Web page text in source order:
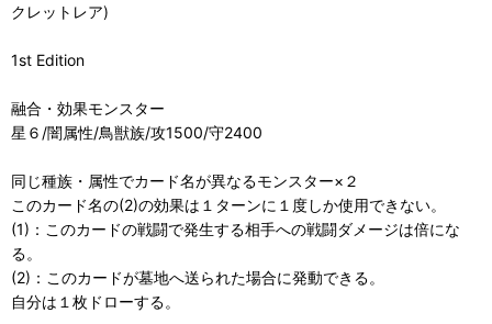
クレットレア)
1st Edition
融合・効果モンスター
星６/闇属性/鳥獣族/攻1500/守2400
同じ種族・属性でカード名が異なるモンスター×２
このカード名の(2)の効果は１ターンに１度しか使用できない。
(1)：このカードの戦闘で発生する相手への戦闘ダメージは倍にな
る。
(2)：このカードが墓地へ送られた場合に発動できる。
自分は１枚ドローする。